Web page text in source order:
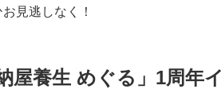
見逃しなく！
屋養生 めぐる」1周年